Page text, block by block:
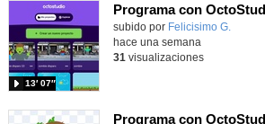
Contenido educativo.
subido por Felicisimo G.
13′ 07″
hace una semana
31 visualizaciones